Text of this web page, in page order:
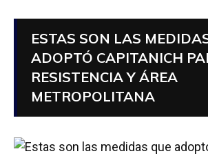
ESTAS SON LAS
ADOPTÓ CAPITANICH
RESISTENCIA Y ÁREA
METROPOLITANA